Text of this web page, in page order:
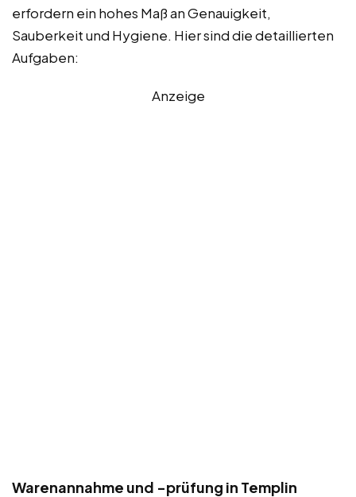
erfordern ein hohes Maß an Genauigkeit,
Sauberkeit und Hygiene. Hier sind die detaillierten
Aufgaben:
Anzeige
Warenannahme und -prüfung in Templin